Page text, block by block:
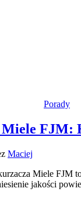
Porady
FJM:
Maciej
Miele FJM
jakości